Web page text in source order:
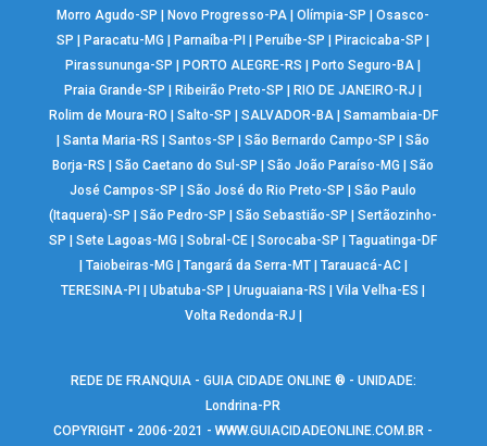
Morro Agudo-SP
Novo Progresso-PA |Olímpia-SP |Osasco-
SP
Paracatu-MG Parnaíba-PI Peruíbe-SP Piracicaba-SP
Pirassununga-SP
PORTO ALEGRE-RS Porto Seguro-BA
Praia Grande-SP
Ribeirão Preto-SP RIO DE JANEIRO-RJ
Rolim de Moura-RO
Salto-SP SALVADOR-BA| Samambaia-DF
|Santa Maria-RS |Santos-SP |São Bernardo Campo-SP |São
Borja-RS
|São Caetano do Sul-SP |São João Paraíso-MG |São
José Campos-SP
|São José do Rio Preto-SP |São Paulo
(Itaquera)-SP
|São Pedro-SP |São Sebastião-SP |Sertãozinho-
SP
|Sete Lagoas-MG |Sobral-CE |Sorocaba-SP |Taguatinga-DF
Taiobeiras-MG Tangará da Serra-MT| Tarauacá-AC|
TERESINA-PI
|Ubatuba-SP |Uruguaiana-RS |Vila Velha-ES
Volta Redonda-RJ
REDE DE FRANQUIA - GUIA CIDADE ONLINE ® - UNIDADE:
Londrina-PR
COPYRIGHT • 2006-2021 -WWW.GUIACIDADEONLINE.COM.BR -